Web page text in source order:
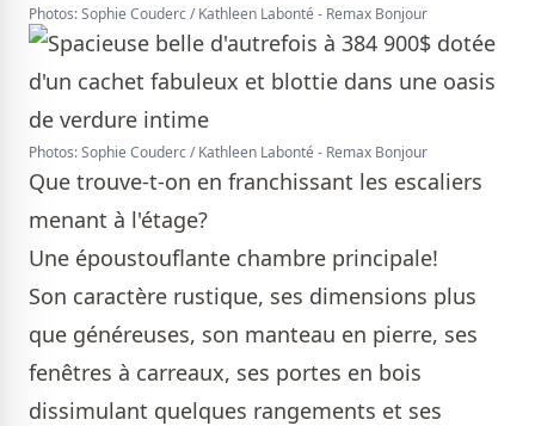
Photos: Sophie Couderc / Kathleen Labonté - Remax Bonjour
Photos: Sophie Couderc / Kathleen Labonté - Remax Bonjour
Que trouve-t-on en franchissant les escaliers
menant à l'étage?
Une époustouflante chambre principale!
Son caractère rustique, ses dimensions plus
que généreuses, son manteau en pierre, ses
fenêtres à carreaux, ses portes en bois
dissimulant quelques rangements et ses